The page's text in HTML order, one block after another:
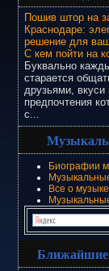
Пошив штор на
Краснодаре:
решение для
С кем пойти на
Буквально
старается
друзьями, вкуси
предпочтения
с...
Биографии
Все о музыке